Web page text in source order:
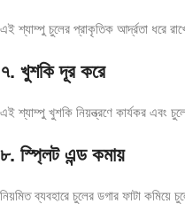
এই শ্যাম্পু চুলের প্রাকৃতিক আর্দ্রতা ধরে
৭. খুশকি দূর করে
এই শ্যাম্পু খুশকি নিয়ন্ত্রণে কার্যকর এবং
৮. স্প্লিট এন্ড কমায়
নিয়মিত ব্যবহারে চুলের ডগার ফাটা কমিয়ে